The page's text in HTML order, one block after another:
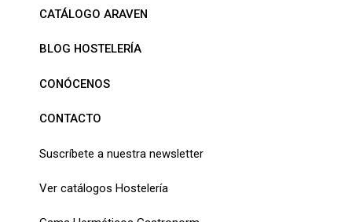
CATÁLOGO ARAVEN
BLOG HOSTELERÍA
CONÓCENOS
CONTACTO
Suscríbete a nuestra newsletter
Ver catálogos Hostelería